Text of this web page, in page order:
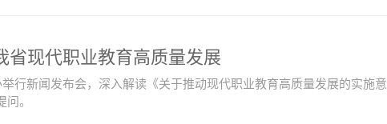
省现代职业教育高质量发展
行新闻发布会，深入解读《关于推动现代职业教育高质量发展的实施意
。